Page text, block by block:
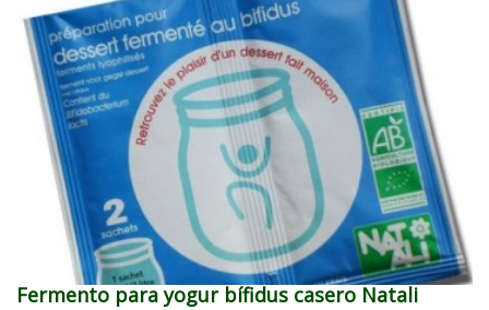
Fermento para yogur bífidus casero Natali